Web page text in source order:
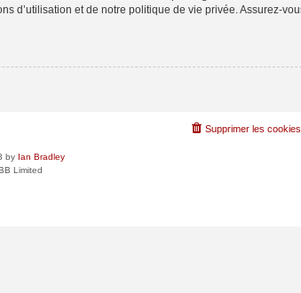
d’utilisation et de notre politique de vie privée. Assurez-
Supprimer les cookies
by Ian Bradley
Limited